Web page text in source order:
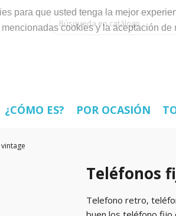
para que usted tenga la mejor
mencionadas cookies y la aceptación de
¿CÓMO ES? POR OCASIÓN
Teléfonos
Telefono retro,